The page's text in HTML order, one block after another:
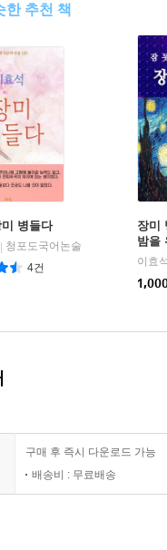
한 추천 책
병들다
청포도국어논술
4건
장미
밤을
이효
구매 후 즉시 다운로드 가능
배송비 : 무료배송